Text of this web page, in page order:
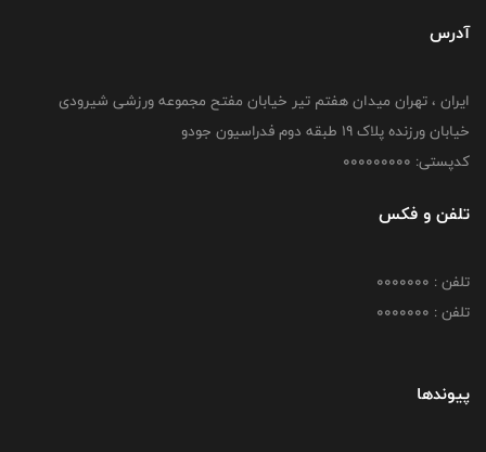
آدرس
ایران ، تهران میدان هفتم تیر خیابان مفتح مجموعه ورزشی شیرودی
خیابان ورزنده پلاک ۱۹ طبقه دوم فدراسیون جودو
کدپستی: 000000000
تلفن و فکس
تلفن : 0000000
تلفن : 0000000
پیوندها